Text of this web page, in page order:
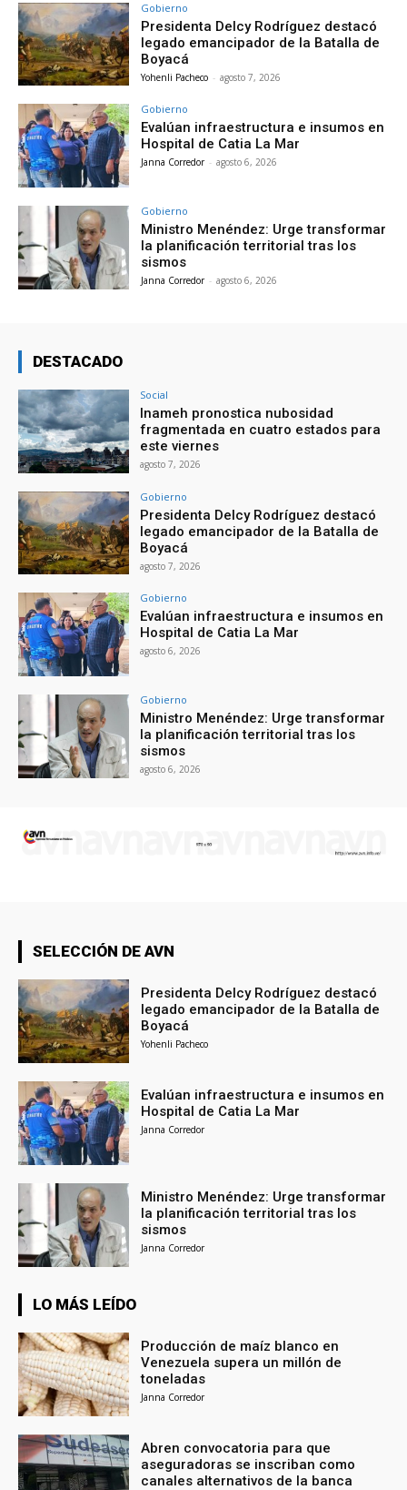
Gobierno
Presidenta Delcy Rodríguez destacó
legado emancipador de la Batalla de
Boyacá
Yohenli Pacheco - agosto 7, 2026
Gobierno
Evalúan infraestructura e insumos en
Hospital de Catia La Mar
Janna Corredor - agosto 6, 2026
Gobierno
Ministro Menéndez: Urge transformar
la planificación territorial tras los
sismos
Janna Corredor - agosto 6, 2026
DESTACADO
Social
Inameh pronostica nubosidad
fragmentada en cuatro estados para
este viernes
agosto 7, 2026
Gobierno
Presidenta Delcy Rodríguez destacó
legado emancipador de la Batalla de
Boyacá
agosto 7, 2026
Gobierno
Evalúan infraestructura e insumos en
Hospital de Catia La Mar
agosto 6, 2026
Gobierno
Ministro Menéndez: Urge transformar
la planificación territorial tras los
sismos
agosto 6, 2026
SELECCIÓN DE AVN
Presidenta Delcy Rodríguez destacó
legado emancipador de la Batalla de
Boyacá
Yohenli Pacheco
Evalúan infraestructura e insumos en
Hospital de Catia La Mar
Janna Corredor
Ministro Menéndez: Urge transformar
la planificación territorial tras los
sismos
Janna Corredor
LO MÁS LEÍDO
Producción de maíz blanco en
Venezuela supera un millón de
toneladas
Janna Corredor
Abren convocatoria para que
aseguradoras se inscriban como
canales alternativos de la banca